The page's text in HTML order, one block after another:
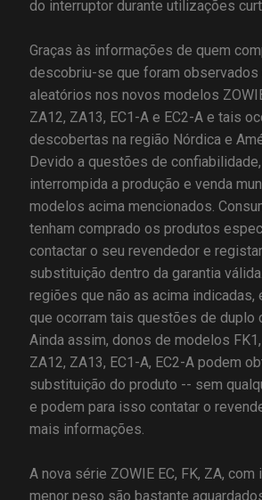
do interruptor durante utilizações
Graças às informações de quem
descobriu-se que foram
aleatórios nos novos modelos
ZA12, ZA13, EC1-A e EC2-A e tais
descobertas na região Nórdica e
Devido a questões de
interrompida a produção e venda
modelos acima mencionados.
tenham comprado os produtos
contactar o seu revendedor e
substituição dentro da garantia
regiões que não as acima indicadas,
que ocorram tais questões de duplo
Ainda assim, donos de modelos
ZA12, ZA13, EC1-A, EC2-A podem
substituição do produto -- sem
e podem para isso contatar o
mais informações.
A nova série ZOWIE EC, FK, ZA,
menor peso são bastante